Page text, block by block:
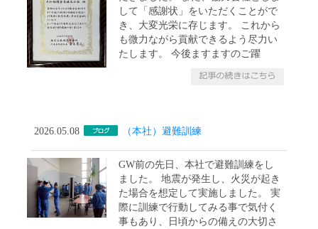
して「感謝状」をいただくことがで
き、大変光栄に存じます。 これから
も微力ながら貢献できるよう尽力い
たします。 今後ますますのご躍
2026.05.08 （本社）避難訓練
GW前の先日、本社で避難訓練をし
ました。 地震が発生し、火災が起き
た場合を想定して実施しました。 実
際に訓練で行動してみる事で気付く
事もあり、日頃からの備えの大切さ